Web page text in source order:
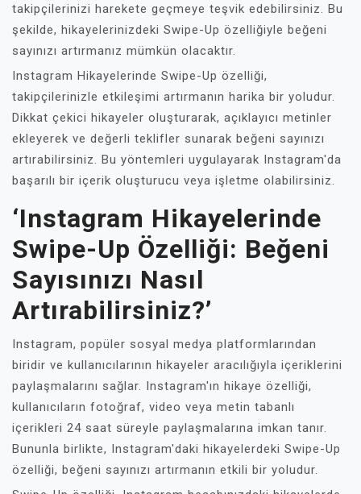
takipçilerinizi harekete geçmeye teşvik edebilirsiniz. Bu
şekilde, hikayelerinizdeki Swipe-Up özelliğiyle beğeni
sayınızı artırmanız mümkün olacaktır.
Instagram Hikayelerinde Swipe-Up özelliği,
takipçilerinizle etkileşimi artırmanın harika bir yoludur.
Dikkat çekici hikayeler oluşturarak, açıklayıcı metinler
ekleyerek ve değerli teklifler sunarak beğeni sayınızı
artırabilirsiniz. Bu yöntemleri uygulayarak Instagram'da
başarılı bir içerik oluşturucu veya işletme olabilirsiniz.
‘Instagram Hikayelerinde
Swipe-Up Özelliği: Beğeni
Sayısınızı Nasıl
Artırabilirsiniz?’
Instagram, popüler sosyal medya platformlarından
biridir ve kullanıcılarının hikayeler aracılığıyla içeriklerini
paylaşmalarını sağlar. Instagram'ın hikaye özelliği,
kullanıcıların fotoğraf, video veya metin tabanlı
içerikleri 24 saat süreyle paylaşmalarına imkan tanır.
Bununla birlikte, Instagram'daki hikayelerdeki Swipe-Up
özelliği, beğeni sayınızı artırmanın etkili bir yoludur.